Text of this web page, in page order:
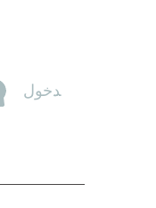
تسجيل الدخول